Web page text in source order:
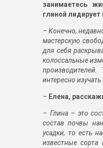
занимаетесь
глиной
– Конечно,
мастерскую
для себя
колоссальные
интересно
– Елена,
– Глина – это
состав почвы
усадки, то есть
известные